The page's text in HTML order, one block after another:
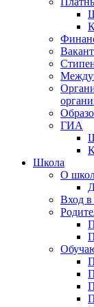
ГИА
Школа
О
Вход в